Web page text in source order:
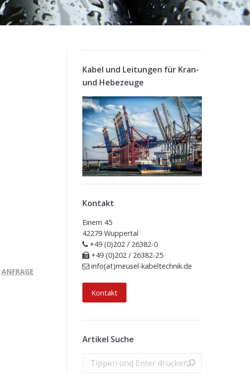
ANFRAGE
Kabel und Leitungen für Kran-
und Hebezeuge
Kontakt
Einern 45
42279 Wuppertal
+49 (0)202 / 26382-0
+49 (0)202 / 26382-25
info(at)meusel-kabeltechnik.de
Kontakt
Artikel Suche
Search: